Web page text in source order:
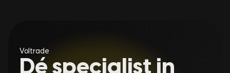
Voltrade
Dé specialist in